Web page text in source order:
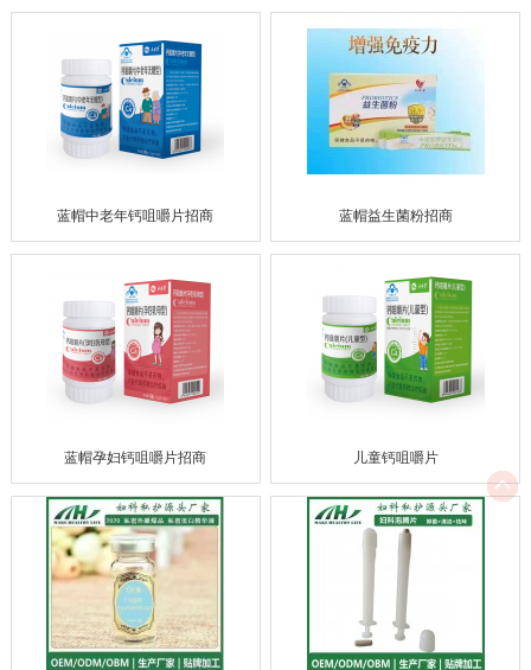
蓝帽中老年钙咀嚼片招商 蓝帽益生菌粉招商
蓝帽孕妇钙咀嚼片招商 儿童钙咀嚼片